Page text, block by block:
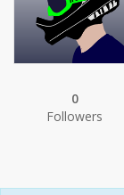
0
Followers